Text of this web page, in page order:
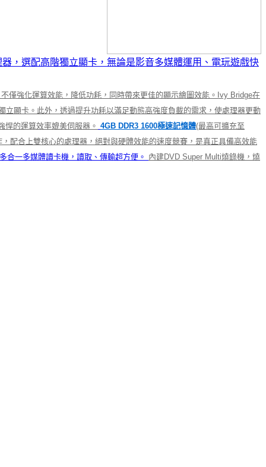
，選配高階獨立顯卡，無論是影音多媒體運用、電玩遊戲快
僅強化運算效能，降低功耗，同時帶來更佳的顯示繪圖效能。Ivy Bridge在
顯卡。此外，透過提升功耗以滿足動態高強度負載的需求，使處理器更動
的運算效率媲美伺服器。 4GB DDR3 1600極速記憶體(最高可擴充至
配合上雙核心的處理器，絕對與硬體效能的速度競賽，是真正具備高效能
合一多媒體讀卡機，讀取、傳輸超方便。 內建DVD Super Multi燒錄機，燒